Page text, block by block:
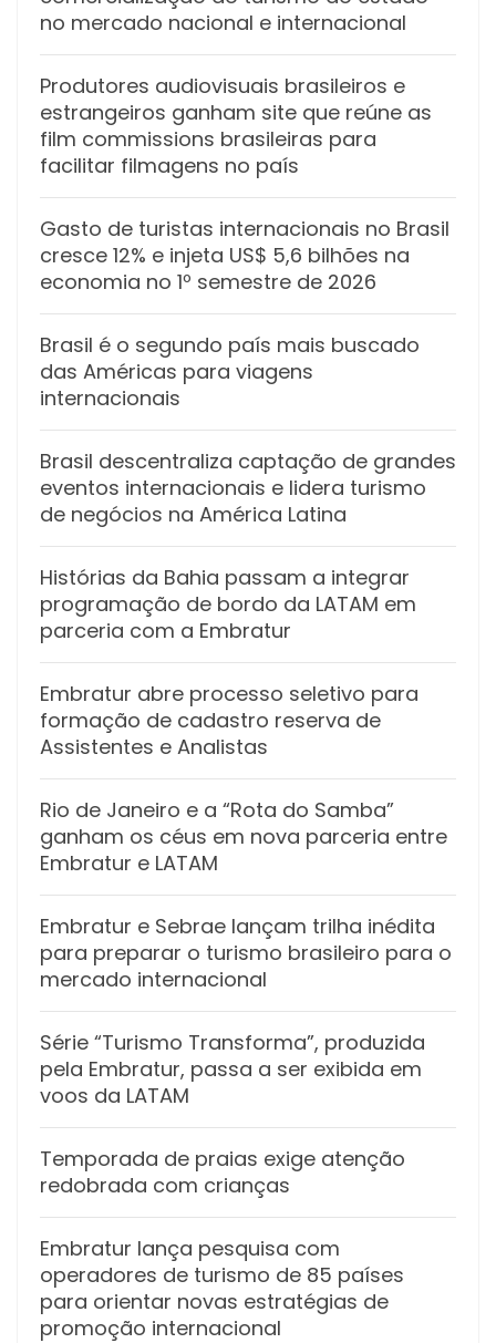
no mercado nacional e internacional
Produtores audiovisuais brasileiros e
estrangeiros ganham site que reúne as
film commissions brasileiras para
facilitar filmagens no país
Gasto de turistas internacionais no Brasil
cresce 12% e injeta US$ 5,6 bilhões na
economia no 1º semestre de 2026
Brasil é o segundo país mais buscado
das Américas para viagens
internacionais
Brasil descentraliza captação de grandes
eventos internacionais e lidera turismo
de negócios na América Latina
Histórias da Bahia passam a integrar
programação de bordo da LATAM em
parceria com a Embratur
Embratur abre processo seletivo para
formação de cadastro reserva de
Assistentes e Analistas
Rio de Janeiro e a “Rota do Samba”
ganham os céus em nova parceria entre
Embratur e LATAM
Embratur e Sebrae lançam trilha inédita
para preparar o turismo brasileiro para o
mercado internacional
Série “Turismo Transforma”, produzida
pela Embratur, passa a ser exibida em
voos da LATAM
Temporada de praias exige atenção
redobrada com crianças
Embratur lança pesquisa com
operadores de turismo de 85 países
para orientar novas estratégias de
promoção internacional